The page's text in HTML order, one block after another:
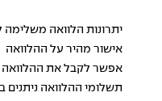
יתרונות הלוואה משלימה
אישור מהיר על ההלוואה
אפשר לקבל את ההלוואה
תשלומי ההלוואה